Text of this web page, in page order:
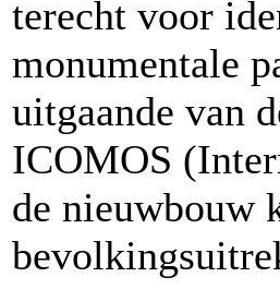
terecht voor
monumentale
uitgaande van
ICOMOS
de nieuwbouw